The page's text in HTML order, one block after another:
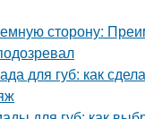
сторону:
для губ: как